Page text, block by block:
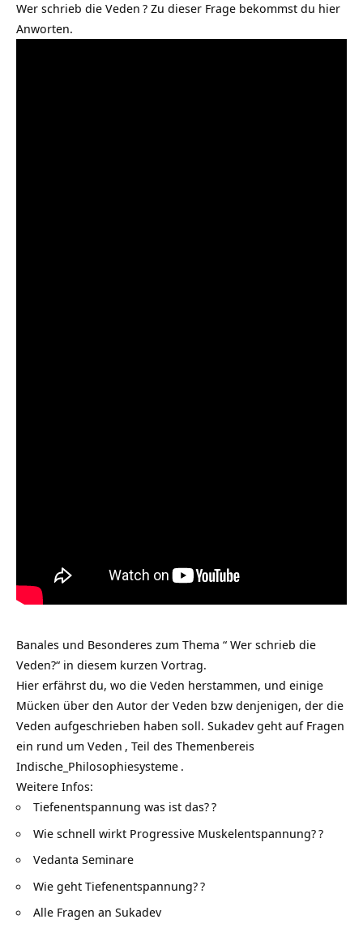
Wer schrieb die Veden ? Zu dieser Frage bekommst du hier
Anworten.
Banales und Besonderes zum Thema “ Wer schrieb die
Veden?“ in diesem kurzen Vortrag.
Hier erfährst du, wo die Veden herstammen, und einige
Mücken über den Autor der Veden bzw denjenigen, der die
Veden aufgeschrieben haben soll. Sukadev geht auf Fragen
ein rund um Veden , Teil des Themenbereis
Indische_Philosophiesysteme .
Weitere Infos:
Tiefenentspannung was ist das??
Wie schnell wirkt Progressive Muskelentspannung??
Vedanta Seminare
Wie geht Tiefenentspannung??
Alle Fragen an Sukadev